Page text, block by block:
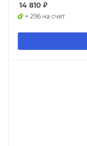
14 810 ₽
+ 296 на счет